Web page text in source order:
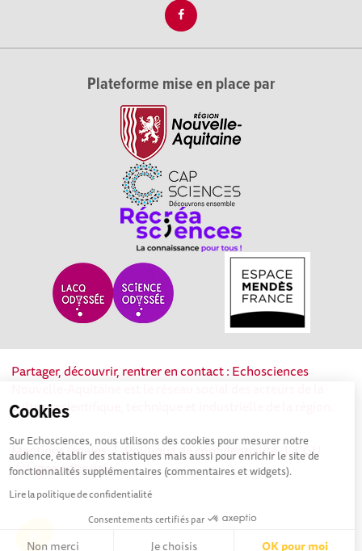
Cookies
Sur Echosciences, nous utilisons des cookies pour mesurer notre
audience, établir des statistiques mais aussi pour enrichir le site de
fonctionnalités supplémentaires (commentaires et widgets).
Lire la politique de confidentialité
Consentements certifiés par
Non merci Je choisis OK pour moi
Plateforme mise en place par
Partager, découvrir, rentrer en contact : Echosciences
culture scientifique, technique et industrielle de la région.
Mentions légales|Politique de confidentialité|CGU
|Ligne éditoriale